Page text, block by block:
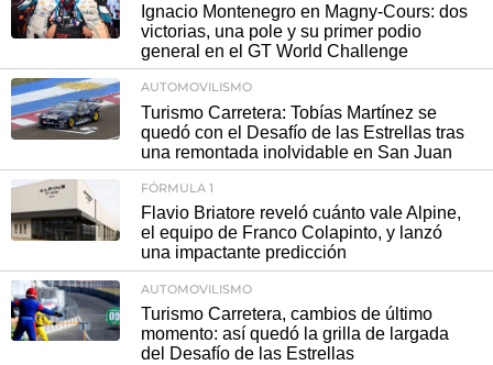
Ignacio Montenegro en Magny-Cours: dos
victorias, una pole y su primer podio
general en el GT World Challenge
AUTOMOVILISMO
Turismo Carretera: Tobías Martínez se
quedó con el Desafío de las Estrellas tras
una remontada inolvidable en San Juan
FÓRMULA 1
Flavio Briatore reveló cuánto vale Alpine,
el equipo de Franco Colapinto, y lanzó
una impactante predicción
AUTOMOVILISMO
Turismo Carretera, cambios de último
momento: así quedó la grilla de largada
del Desafío de las Estrellas